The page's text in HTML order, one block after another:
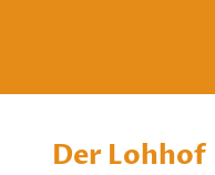
Der Lohhof